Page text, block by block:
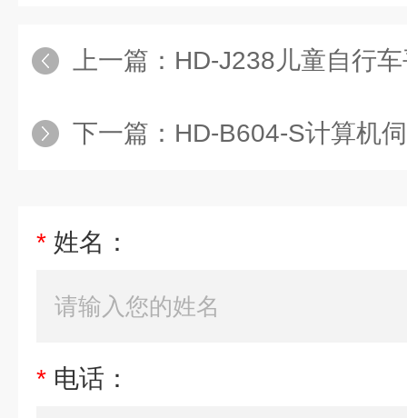
上一篇： HD-J238儿童自行车平
下一篇： HD-B604-S计算机伺服
* 姓名：
* 电话：